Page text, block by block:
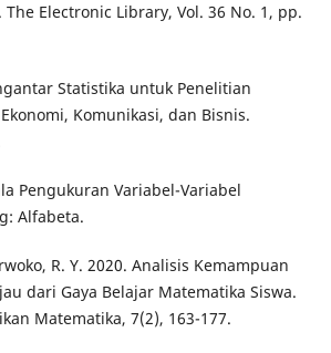
Electronic Library, Vol. 36 No. 1, pp.
Statistika untuk Penelitian
Komunikasi, dan Bisnis.
Pengukuran Variabel-Variabel
Alfabeta.
R. Y. 2020. Analisis Kemampuan
dari Gaya Belajar Matematika Siswa.
Matematika, 7(2), 163-177.